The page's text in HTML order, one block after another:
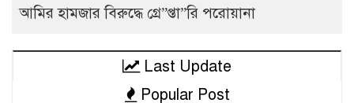
আমির হামজার বিরুদ্ধে গ্রে”প্তা”রি পরোয়ানা
Last Update
Popular Post